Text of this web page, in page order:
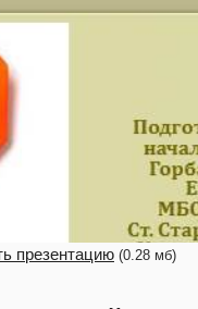
презентацию (0.28 мб)